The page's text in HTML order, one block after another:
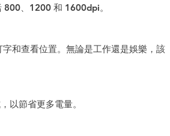
、1200 和 1600dpi。
和查看位置。無論是工作還是娛樂，該
以節省更多電量。